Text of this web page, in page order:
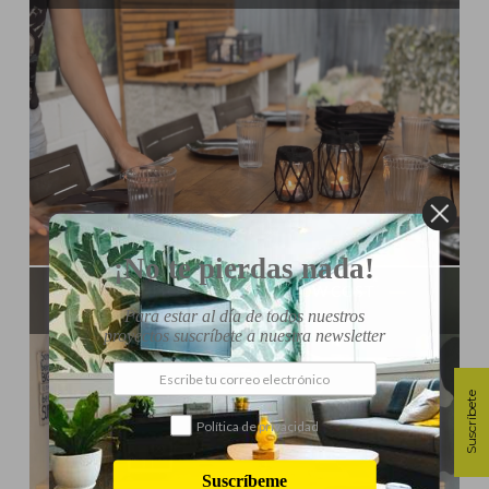
Influencer:
ESCRITORIO FLOTANTE LOW COST
Suscríbete
¡No te pierdas nada!
Para estar al día de todos nuestros
proyectos suscríbete a nuestra newsletter
Política de privacidad
Suscríbeme